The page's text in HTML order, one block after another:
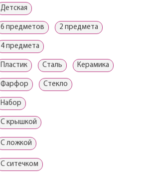
Детская
6 предметов 2 предмета
4 предмета
Пластик Сталь Керамика
Фарфор Стекло
Набор
С крышкой
С ложкой
С ситечком